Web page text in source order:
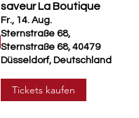
saveur La Boutique
Fr., 14. Aug.
Sternstraße 68,
Sternstraße 68, 40479
Düsseldorf, Deutschland
Tickets kaufen